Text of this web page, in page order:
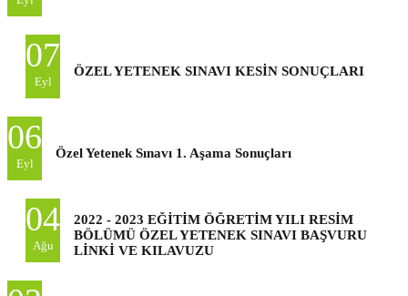
07
Eyl
ÖZEL YETENEK SINAVI KESİN SONUÇLARI
06
Eyl
Özel Yetenek Sınavı 1. Aşama Sonuçları
04
Ağu
2022 - 2023 EĞİTİM ÖĞRETİM YILI RESİM
BÖLÜMÜ ÖZEL YETENEK SINAVI BAŞVURU
LİNKİ VE KILAVUZU